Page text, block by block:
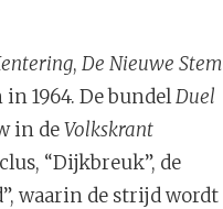
, De Nieuwe Stem
in 1964. De bundelDuel
in deVolkskrant
“Dijkbreuk”, de
waarin de strijd wordt